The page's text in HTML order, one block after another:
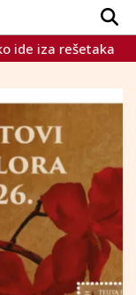
rešetaka